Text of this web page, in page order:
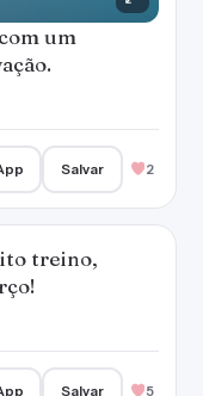
um
Salvar 2
treino,
Salvar 5